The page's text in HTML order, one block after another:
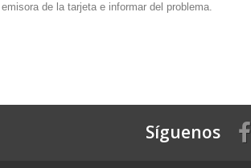
de la tarjeta e informar del problema.
Síguenos